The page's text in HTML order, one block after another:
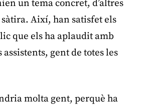
un tema concret, d’altres
Així, han satisfet els
que els ha aplaudit amb
assistents, gent de totes les
molta gent, perquè ha